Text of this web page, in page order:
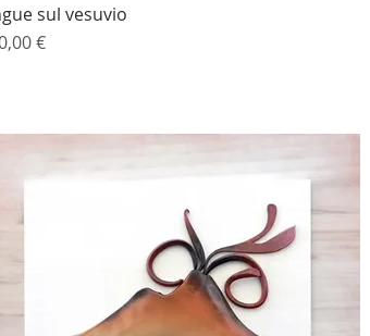
Vista rapida
sul vesuvio
€